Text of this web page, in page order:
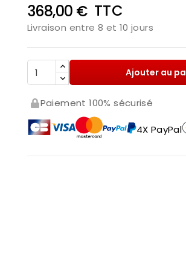
368,00 € TTC
Livraison entre 8 et 10 jours
Ajouter au
Paiement 100% sécurisé
4X PayPal